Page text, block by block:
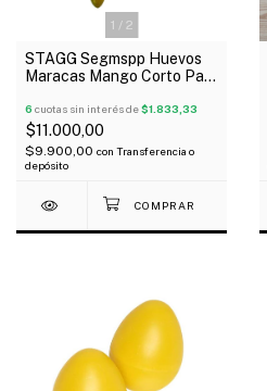
1 / 2
STAGG Segmspp Huevos
Maracas Mango Corto Par
6 cuotas sin interés de$1.833,33
$11.000,00
$9.900,00 con Transferencia o
depósito